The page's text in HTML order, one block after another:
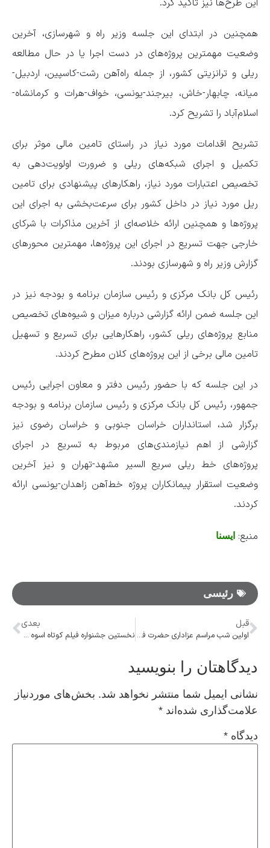
همچنین در ابتدای این جلسه وزیر راه و شهرسازی، آخرین
وضعیت مهمترین پروژه‌های در دست اجرا یا در حال مطالعه
ریلی و ترانزیتی کشور، از جمله راه‌آهن رشت-کاسپین، اردبیل-
میانه، چابهار-خاش، بیرجند-یونسی، خواف-هرات و کرمانشاه-
اسلام‌آباد را تشریح کرد.
تشریح اقدامات مورد نیاز در راستای تامین مالی موثر برای
تکمیل و اجرای شبکه‌های ریلی و ضرورت اولویت‌دهی به
تخصیص اعتبارات مورد نیاز، راهکارهای پیشنهادی برای تامین
ریل مورد نیاز در داخل کشور برای سرعت‌بخشی به اجرای این
پروژه‌ها و همچنین ارائه خلاصه‌ای از آخرین مذاکرات با شرکای
خارجی جهت تسریع در اجرای این پروژه‌ها، مهمترین محورهای
گزارش وزیر راه و شهرسازی بودند.
رئیس کل بانک مرکزی و رئیس سازمان برنامه و بودجه نیز در
این جلسه ضمن ارائه گزارشی درباره میزان و شیوه‌های تخصیص
منابع پروژه‌های ریلی کشور، راهکارهایی برای تسریع و تسهیل
تامین مالی برخی از این پروژه‌های کلان مطرح کردند.
در این جلسه که با حضور رئیس دفتر و معاون اجرایی رئیس
جمهور، رئیس کل بانک مرکزی و رئیس سازمان برنامه و بودجه
برگزار شد، استانداران خراسان جنوبی و خراسان رضوی نیز
گزارشی از اهم نیازمندی‌های مربوط به تسریع در اجرای
پروژه‌های خط ریلی سریع السیر مشهد-تهران و نیز آخرین
وضعیت استقرار پیمانکاران پروژه خط‌آهن زاهدان-یونسی ارائه
کردند.
منبع: ایسنا
رئیسی
قبل
اولین شب مراسم عزاداری حضرت فاطمه‌زهرا سلام‌الله‌علیها در حسینیه امام خمینی(ره)
بعدی
نخستین جشنواره فیلم کوتاه اسوه برگزار می‌شود
دیدگاهتان را بنویسید
نشانی ایمیل شما منتشر نخواهد شد. بخش‌های موردنیاز
علامت‌گذاری شده‌اند *
دیدگاه *